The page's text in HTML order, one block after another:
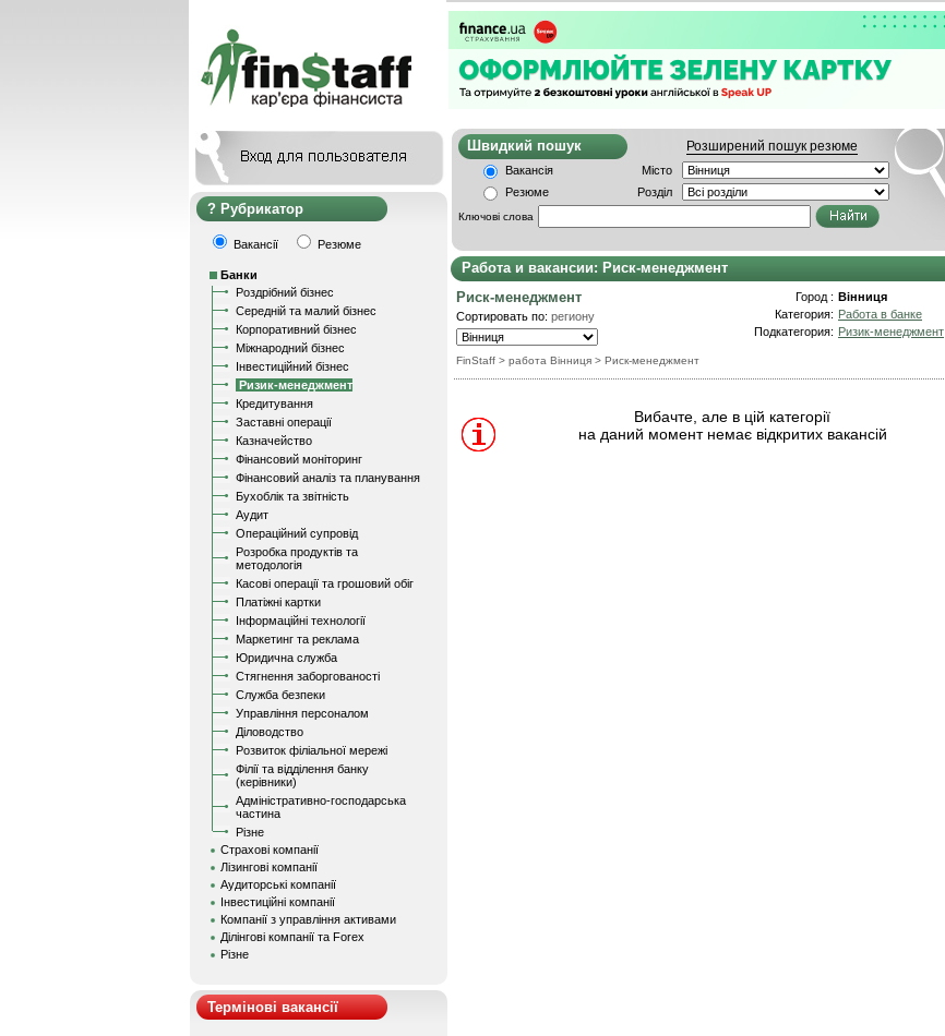
Рубрикатор
Вакансії Резюме
Банки
Роздрібний бізнес
Середній та малий бізнес
Корпоративний бізнес
Міжнародний бізнес
Інвестиційний бізнес
Ризик-менеджмент
Кредитування
Заставні операції
Казначейство
Фінансовий моніторинг
Фінансовий аналіз та планування
Бухоблік та звітність
Аудит
Операційний супровід
Розробка продуктів та
методологія
Касові операції та грошовий обіг
Платіжні картки
Інформаційні технології
Маркетинг та реклама
Юридична служба
Стягнення заборгованості
Служба безпеки
Управління персоналом
Діловодство
Розвиток філіальної мережі
Філії та відділення банку
(керівники)
Адміністративно-господарська
частина
Різне
Страхові компанії
Лізингові компанії
Аудиторські компанії
Інвестиційні компанії
Компанії з управління активами
Ділінгові компанії та Forex
Різне
Термінові вакансії
Швидкий пошук Розширений пошук резюме
Вакансія
Місто
Резюме
Розділ
Ключові слова
Работа и вакансии: Риск-менеджмент
Риск-менеджмент
Сортировать по: региону
FinStaff > работа Вінниця > Риск-менеджмент
Город : Вінниця
Категория: Работа в банке
Подкатегория: Ризик-менеджмент
Вибачте, але в цій категорії
на даний момент немає відкритих вакансій